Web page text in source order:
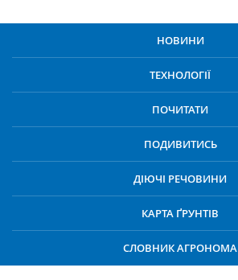
НОВИНИ
ТЕХНОЛОГІЇ
ПОЧИТАТИ
ПОДИВИТИСЬ
ДІЮЧІ РЕЧОВИНИ
КАРТА ҐРУНТІВ
СЛОВНИК АГРОНОМА